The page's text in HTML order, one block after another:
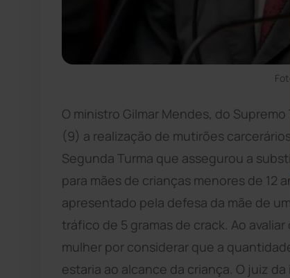
O ministro Gilmar Mendes, do
(9) a realização de mutirões
Segunda Turma que assegurou a
para mães de crianças menores de 12
apresentado pela defesa da mãe de
tráfico de 5 gramas de crack. Ao
mulher por considerar que a
estaria ao alcance da criança. O juiz